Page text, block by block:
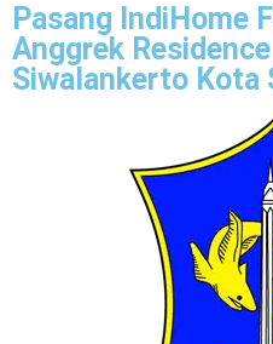
Pasang IndiHome
Anggrek
Siwalankerto Kota